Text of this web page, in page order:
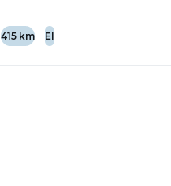
415 km El